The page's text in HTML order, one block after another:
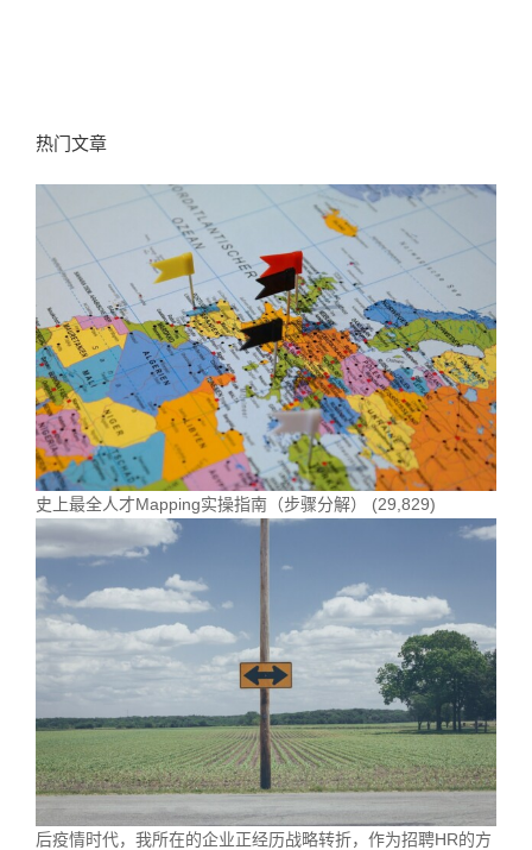
热门文章
史上最全人才Mapping实操指南（步骤分解） (29,829)
后疫情时代，我所在的企业正经历战略转折，作为招聘HR的方